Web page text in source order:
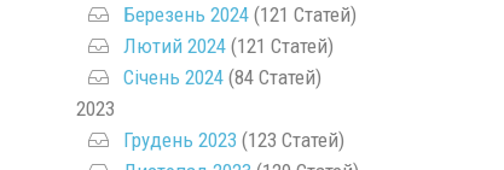
Березень 2024(121 Статей)
Лютий 2024(121 Статей)
Січень 2024(84 Статей)
2023
Грудень 2023 (123 Статей)